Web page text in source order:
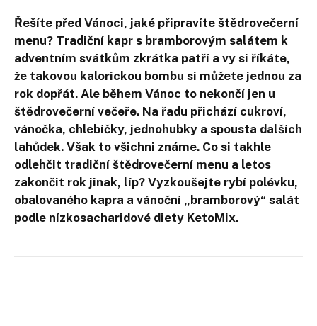
Řešíte před Vánoci, jaké připravíte štědrovečerní
menu? Tradiční kapr s bramborovým salátem k
adventním svátkům zkrátka patří a vy si říkáte,
že takovou kalorickou bombu si můžete jednou za
rok dopřát. Ale během Vánoc to nekončí jen u
štědrovečerní večeře. Na řadu přichází cukroví,
vánočka, chlebíčky, jednohubky a spousta dalších
lahůdek. Však to všichni známe. Co si takhle
odlehčit tradiční štědrovečerní menu a letos
zakončit rok jinak, líp? Vyzkoušejte rybí polévku,
obalovaného kapra a vánoční „bramborový“ salát
podle nízkosacharidové diety KetoMix.